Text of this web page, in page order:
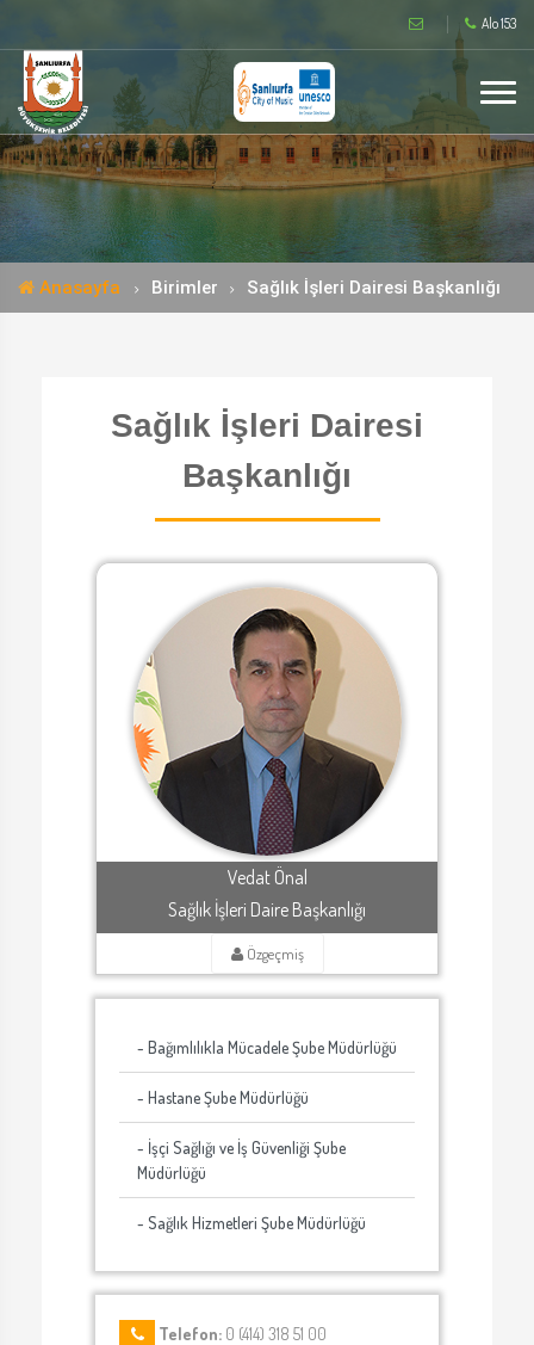
Alo 153
Anasayfa Birimler Sağlık İşleri Dairesi Başkanlığı
Sağlık İşleri Dairesi
Başkanlığı
Vedat Önal
Sağlık İşleri Daire Başkanlığı
Özgeçmiş
- Bağımlılıkla Mücadele Şube Müdürlüğü
- Hastane Şube Müdürlüğü
- İşçi Sağlığı ve İş Güvenliği Şube
Müdürlüğü
- Sağlık Hizmetleri Şube Müdürlüğü
Telefon: 0 (414) 318 51 00